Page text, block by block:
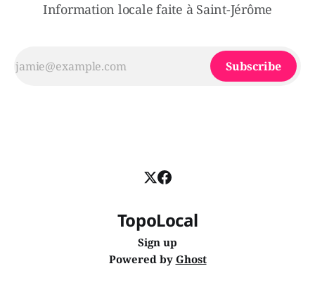
Information locale faite à Saint-Jérôme
Subscribe
TopoLocal
Sign up
Powered by Ghost